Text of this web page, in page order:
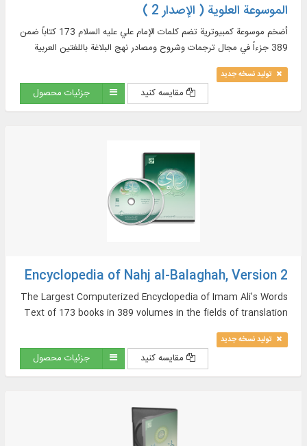
الموسوعة العلوية ( الإصدار 2 )
أضخم موسوعة كمبيوترية تضم كلمات الإمام علي عليه السلام 173 کتاباً ضمن
389 جزءاً في مجال ترجمات وشروح ومصادر نهج البلاغة باللغتين العربية
والفارسية...
تولید نسخه جدید
مقایسه کنید جزئیات محصول
Encyclopedia of Nahj al-Balaghah, Version 2
The Largest Computerized Encyclopedia of Imam Ali's Words
Text of 173 books in 389 volumes in the fields of translation
and commentary as well as sources of Nahj al-Balaghah in
Arabic and Persian, And More…
تولید نسخه جدید
مقایسه کنید جزئیات محصول